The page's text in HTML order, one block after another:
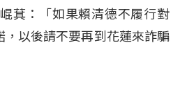
萁：「如果賴清德不履行對
，以後請不要再到花蓮來詐騙